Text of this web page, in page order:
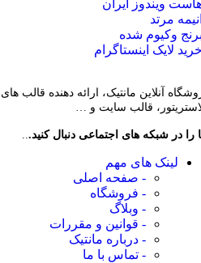
ویندوز ایران
مرتد
وکیوم شده
لایک اینستاگرام
آنلاین مانتیک، ارائه دهنده قالب
قالب سایت و …
را در شبکه های اجتماعی دنبال کنید...
لینک های مهم
- صفحه اصلی
- فروشگاه
- وبلاگ
- قوانین و مقررات
- درباره مانتیک
- تماس با ما